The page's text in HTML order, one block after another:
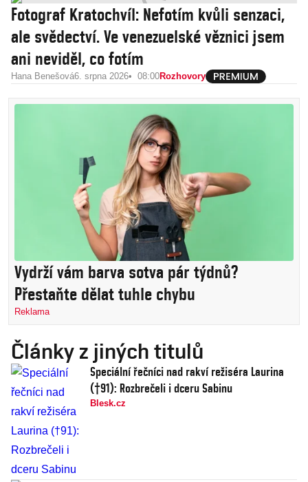
Fotograf Kratochvíl: Nefotím kvůli senzaci,
ale svědectví. Ve venezuelské věznici jsem
ani neviděl, co fotím
Hana Benešová6. srpna 2026 08:00Rozhovory
Vydrží vám barva sotva pár týdnů?
Přestaňte dělat tuhle chybu
Reklama
Články z jiných titulů
Speciální řečníci nad rakví režiséra Laurina
(†91): Rozbrečeli i dceru Sabinu
Blesk.cz